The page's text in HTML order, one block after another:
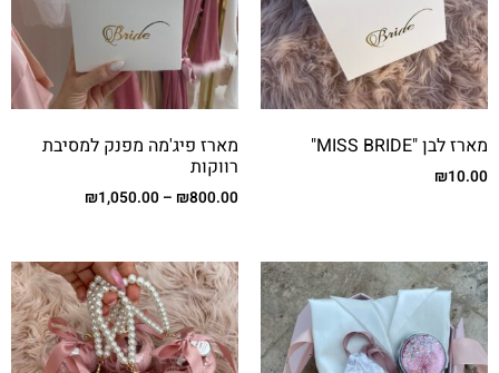
מארז לבן "MISS BRIDE"
₪10.00
מארז פיג'מה מפנק למסיבת
רווקות
₪800.00
–
₪1,050.00